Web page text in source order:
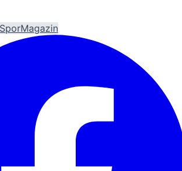
SporMagazin